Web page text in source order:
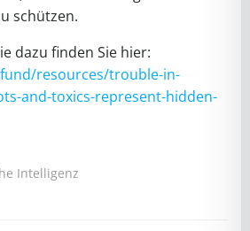
schützen.
dazu finden Sie hier:
resources/trouble-in-
and-toxics-represent-hidden-
Intelligenz